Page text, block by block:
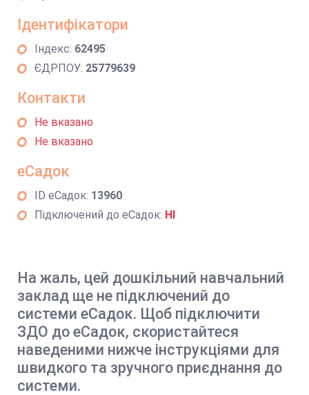
Ідентифікатори
Індекс: 62495
ЄДРПОУ: 25779639
Контакти
Не вказано
Не вказано
еСадок
ID еСадок: 13960
Підключений до еСадок: НІ
На жаль, цей дошкільний навчальний
заклад ще не підключений до
системи еСадок. Щоб підключити
ЗДО до еСадок, скористайтеся
наведеними нижче інструкціями для
швидкого та зручного приєднання до
системи.